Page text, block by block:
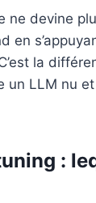
ne devine
en
la
un LLM nu
: